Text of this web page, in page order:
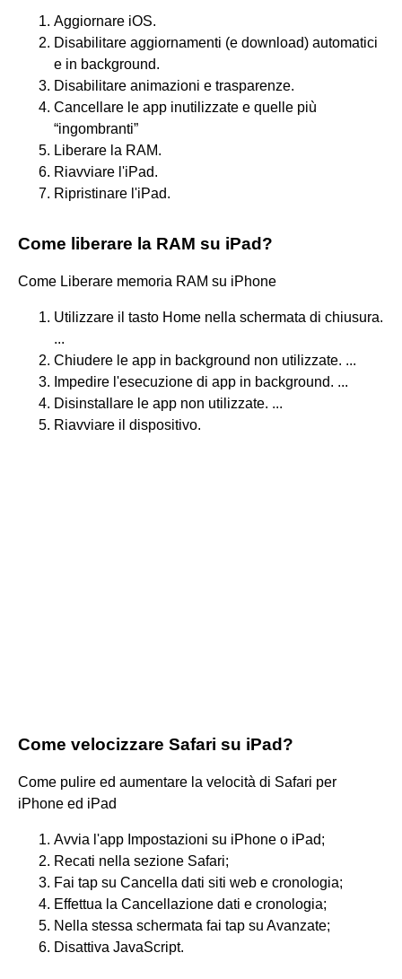
Aggiornare iOS.
Disabilitare aggiornamenti (e download) automatici
e in background.
Disabilitare animazioni e trasparenze.
Cancellare le app inutilizzate e quelle più
“ingombranti”
Liberare la RAM.
Riavviare l'iPad.
Ripristinare l'iPad.
Come liberare la RAM su iPad?
Come Liberare memoria RAM su iPhone
Utilizzare il tasto Home nella schermata di chiusura.
...
Chiudere le app in background non utilizzate. ...
Impedire l'esecuzione di app in background. ...
Disinstallare le app non utilizzate. ...
Riavviare il dispositivo.
Come velocizzare Safari su iPad?
Come pulire ed aumentare la velocità di Safari per
iPhone ed iPad
Avvia l'app Impostazioni su iPhone o iPad;
Recati nella sezione Safari;
Fai tap su Cancella dati siti web e cronologia;
Effettua la Cancellazione dati e cronologia;
Nella stessa schermata fai tap su Avanzate;
Disattiva JavaScript.